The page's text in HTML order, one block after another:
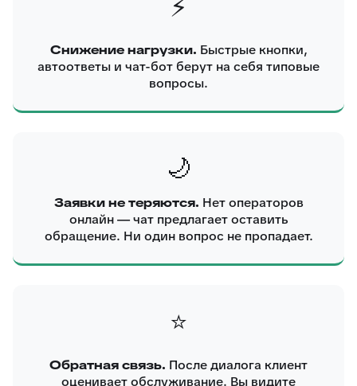
⚡
Снижение нагрузки. Быстрые кнопки,
автоответы и чат-бот берут на себя типовые
вопросы.
🌙
Заявки не теряются. Нет операторов
онлайн — чат предлагает оставить
обращение. Ни один вопрос не пропадает.
⭐
Обратная связь. После диалога клиент
оценивает обслуживание. Вы видите